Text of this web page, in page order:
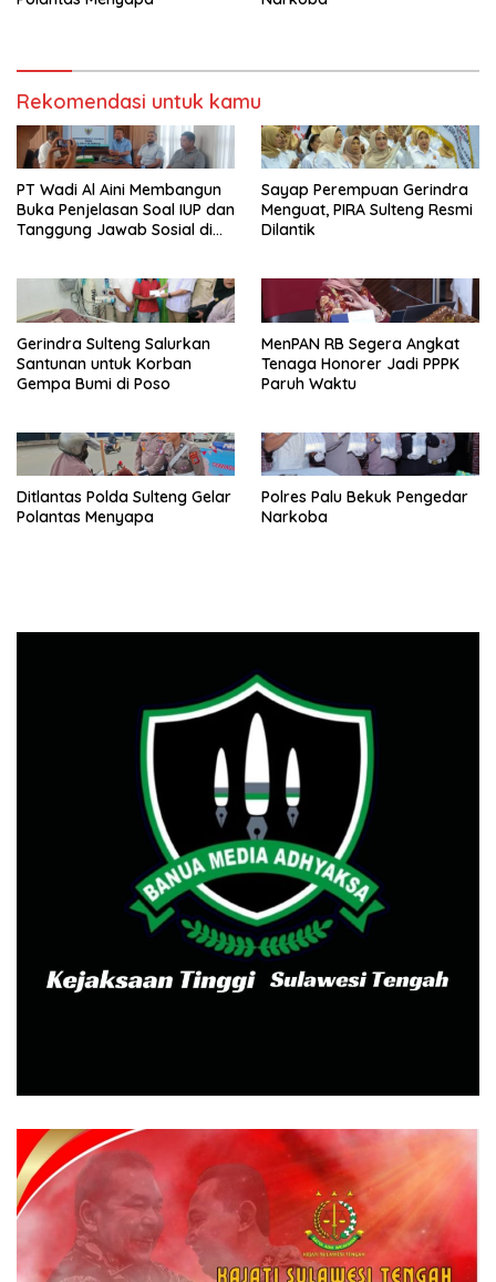
Rekomendasi untuk kamu
PT Wadi Al Aini Membangun
Buka Penjelasan Soal IUP dan
Tanggung Jawab Sosial di
Sayap Perempuan Gerindra
Menguat, PIRA Sulteng Resmi
Dilantik
Gerindra Sulteng Salurkan
Santunan untuk Korban
Gempa Bumi di Poso
MenPAN RB Segera Angkat
Tenaga Honorer Jadi PPPK
Paruh Waktu
Ditlantas Polda Sulteng Gelar
Polantas Menyapa
Polres Palu Bekuk Pengedar
Narkoba